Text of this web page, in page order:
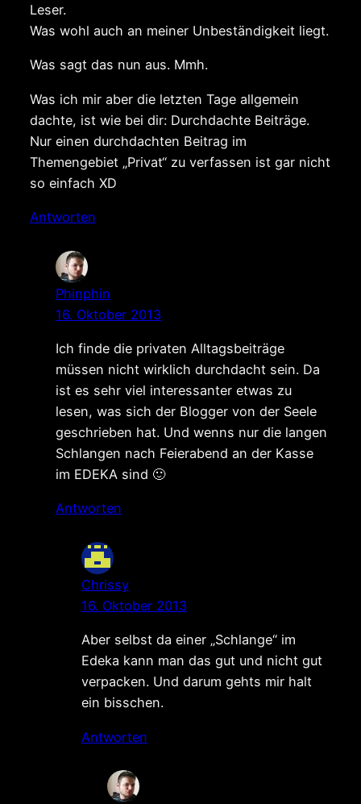
Leser.
Was wohl auch an meiner Unbeständigkeit liegt.
Was sagt das nun aus. Mmh.
Was ich mir aber die letzten Tage allgemein
dachte, ist wie bei dir: Durchdachte Beiträge.
Nur einen durchdachten Beitrag im
Themengebiet „Privat“ zu verfassen ist gar nicht
so einfach XD
Antworten
Phinphin
16. Oktober 2013
Ich finde die privaten Alltagsbeiträge
müssen nicht wirklich durchdacht sein. Da
ist es sehr viel interessanter etwas zu
lesen, was sich der Blogger von der Seele
geschrieben hat. Und wenns nur die langen
Schlangen nach Feierabend an der Kasse
im EDEKA sind 🙂
Antworten
Chrissy
16. Oktober 2013
Aber selbst da einer „Schlange“ im
Edeka kann man das gut und nicht gut
verpacken. Und darum gehts mir halt
ein bisschen.
Antworten